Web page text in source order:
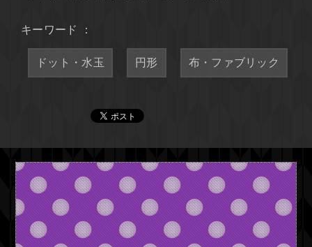
キーワード ：
ドット・水玉 円形 布・ファブリック